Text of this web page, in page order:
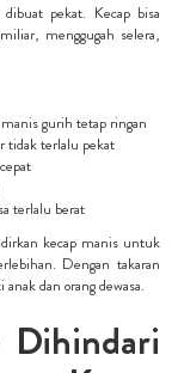
pekat. Kecap bisa
menggugah selera,
gurih tetap ringan
tidak terlalu pekat
terlalu berat
kecap manis untuk
Dengan takaran
dan orang dewasa.
Dihindari